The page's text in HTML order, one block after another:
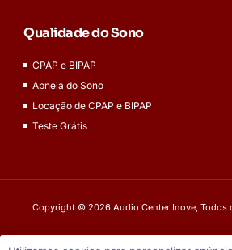
Qualidade do Sono
CPAP e BIPAP
Apneia do Sono
Locação de CPAP e BIPAP
Teste Grátis
Copyright © 2026 Audio Center Inove, Todos